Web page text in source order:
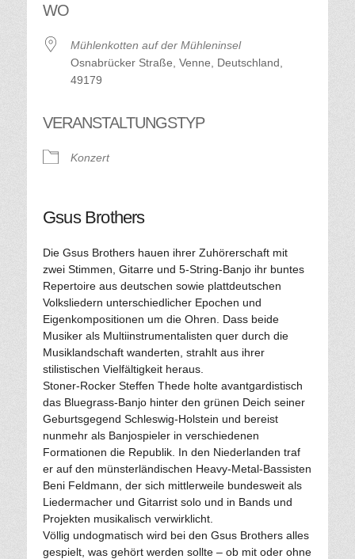
WO
Mühlenkotten auf der Mühleninsel
Osnabrücker Straße, Venne, Deutschland,
49179
VERANSTALTUNGSTYP
Konzert
Gsus Brothers
Die Gsus Brothers hauen ihrer Zuhörerschaft mit
zwei Stimmen, Gitarre und 5-String-Banjo ihr buntes
Repertoire aus deutschen sowie plattdeutschen
Volksliedern unterschiedlicher Epochen und
Eigenkompositionen um die Ohren. Dass beide
Musiker als Multiinstrumentalisten quer durch die
Musiklandschaft wanderten, strahlt aus ihrer
stilistischen Vielfältigkeit heraus.
Stoner-Rocker Steffen Thede holte avantgardistisch
das Bluegrass-Banjo hinter den grünen Deich seiner
Geburtsgegend Schleswig-Holstein und bereist
nunmehr als Banjospieler in verschiedenen
Formationen die Republik. In den Niederlanden traf
er auf den münsterländischen Heavy-Metal-Bassisten
Beni Feldmann, der sich mittlerweile bundesweit als
Liedermacher und Gitarrist solo und in Bands und
Projekten musikalisch verwirklicht.
Völlig undogmatisch wird bei den Gsus Brothers alles
gespielt, was gehört werden sollte – ob mit oder ohne